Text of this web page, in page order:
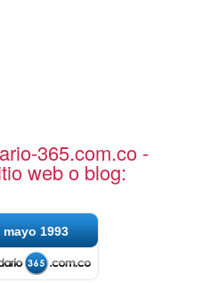
365.com.co -
web o blog:
1993